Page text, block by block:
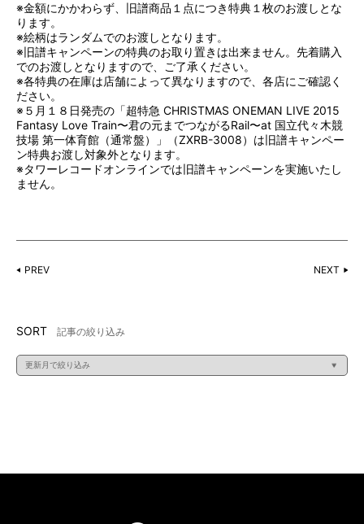
※金額にかかわらず、旧譜商品１点につき特典１枚のお渡しとな
ります。
※絵柄はランダムでのお渡しとなります。
※旧譜キャンペーンの特典のお取り置きは出来ません。先着購入
でのお渡しとなりますので、ご了承ください。
※各特典の在庫は店舗によって異なりますので、各店にご確認く
ださい。
※５月１８日発売の「超特急 CHRISTMAS ONEMAN LIVE 2015
Fantasy Love Train〜君の元までつながるRail〜at 国立代々木競
技場 第一体育館（通常盤）」（ZXRB-3008）は旧譜キャンペー
ン特典お渡し対象外となります。
※タワーレコードオンラインでは旧譜キャンペーンを実施いたし
ません。
PREV NEXT
SORT 記事の絞り込み